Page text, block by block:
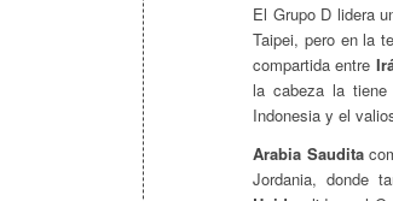
El Grupo D lidera
Taipei, pero en la
compartida entre
la cabeza la
Indonesia y el
Arabia Saudita
Jordania, donde